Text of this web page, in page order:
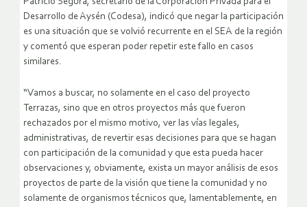
Desarrollo de Aysén (Codesa), indicó que negar la participación
es una situación que se volvió recurrente en el SEA de la región
y comentó que esperan poder repetir este fallo en casos
similares.
“Vamos a buscar, no solamente en el caso del proyecto
Terrazas, sino que en otros proyectos más que fueron
rechazados por el mismo motivo, ver las vías legales,
administrativas, de revertir esas decisiones para que se hagan
con participación de la comunidad y que esta pueda hacer
observaciones y, obviamente, exista un mayor análisis de esos
proyectos de parte de la visión que tiene la comunidad y no
solamente de organismos técnicos que, lamentablemente, en